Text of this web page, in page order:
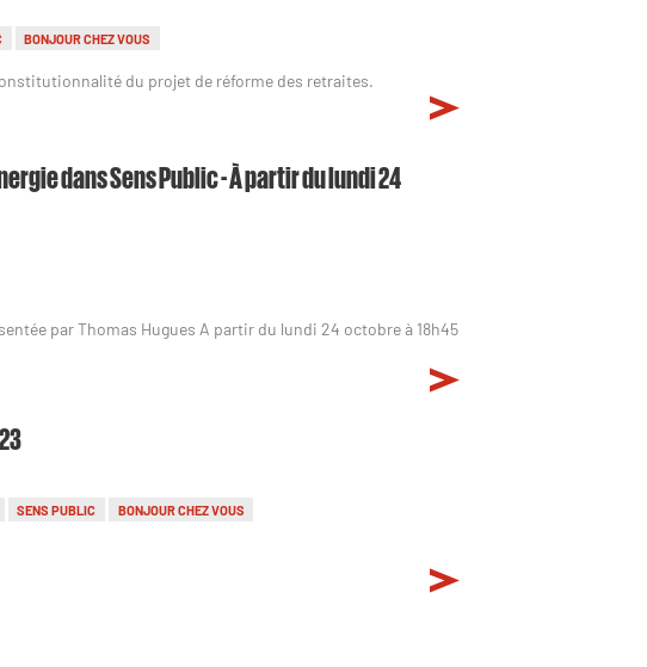
BONJOUR CHEZ VOUS
du projet de réforme des retraites.
dans Sens Public - À partir du lundi 24
par Thomas Hugues A partir du lundi 24 octobre à 18h45
SENS PUBLIC BONJOUR CHEZ VOUS